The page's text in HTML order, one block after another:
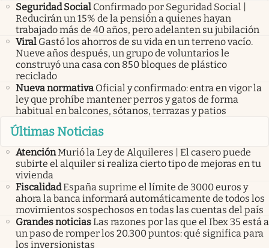
Seguridad Social Confirmado por Seguridad Social |
Reducirán un 15% de la pensión a quienes hayan
trabajado más de 40 años, pero adelanten su jubilación
Viral Gastó los ahorros de su vida en un terreno vacío.
Nueve años después, un grupo de voluntarios le
construyó una casa con 850 bloques de plástico
reciclado
Nueva normativa Oficial y confirmado: entra en vigor la
ley que prohíbe mantener perros y gatos de forma
habitual en balcones, sótanos, terrazas y patios
Últimas Noticias
AtenciónMurió la Ley de Alquileres | El casero puede
subirte el alquiler si realiza cierto tipo de mejoras en tu
vivienda
FiscalidadEspaña suprime el límite de 3000 euros y
ahora la banca informará automáticamente de todos los
movimientos sospechosos en todas las cuentas del país
Grandes noticiasLas razones por las que el Ibex 35 está a
un paso de romper los 20.300 puntos: qué significa para
los inversionistas